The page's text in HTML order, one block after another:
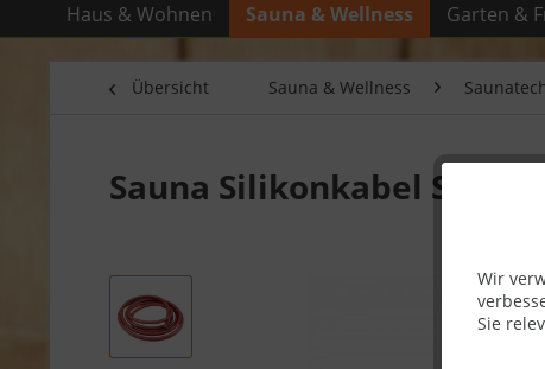
Haus & Wohnen Sauna & Wellness Garten &
Wir
Sie
Übersicht Sauna & Wellness
Sauna Silikonkabel